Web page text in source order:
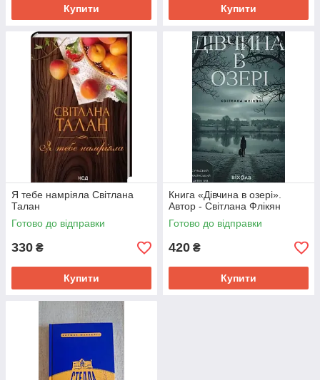
Купити Купити
Я тебе намріяла Світлана
Талан
Готово до відправки
330 ₴
Купити
Книга «Дівчина в озері».
Автор - Світлана Флікян
Готово до відправки
420 ₴
Купити